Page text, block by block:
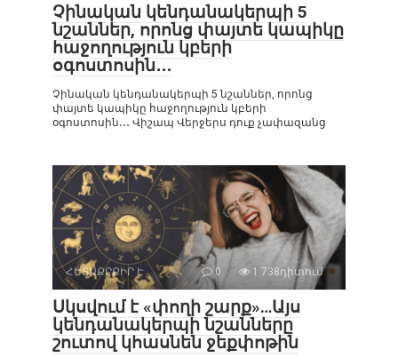
Չինական կենդանակերպի 5
նշաններ, որոնց փայտե կապիկը
հաջողություն կբերի
օգոստոսին․․․
Չինական կենդանակերպի 5 նշաններ, որոնց
փայտե կապիկը հաջողություն կբերի
օգոստոսին․․․ Վիշապ Վերջերս դուք չափազանց
ՀԵՏԱՔՐՔԻՐ Է 0 1 738դիտում
Սկսվում է «փողի շարք»…Այս
կենդանակերպի նշանները
շուտով կհասնեն ջեքփոթին